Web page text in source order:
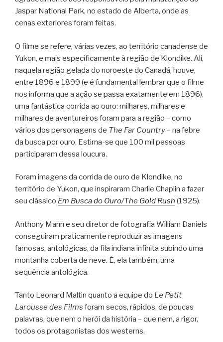
Jaspar National Park, no estado de Alberta, onde as
cenas exteriores foram feitas.
O filme se refere, várias vezes, ao território canadense de
Yukon, e mais especificamente à região de Klondike. Ali,
naquela região gelada do noroeste do Canadá, houve,
entre 1896 e 1899 (e é fundamental lembrar que o filme
nos informa que a ação se passa exatamente em 1896),
uma fantástica corrida ao ouro: milhares, milhares e
milhares de aventureiros foram para a região – como
vários dos personagens de The Far Country– na febre
da busca por ouro. Estima-se que 100 mil pessoas
participaram dessa loucura.
Foram imagens da corrida de ouro de Klondike, no
território de Yukon, que inspiraram Charlie Chaplin a fazer
seu clássico Em Busca do Ouro/The Gold Rush (1925).
Anthony Mann e seu diretor de fotografia William Daniels
conseguiram praticamente reproduzir as imagens
famosas, antológicas, da fila indiana infinita subindo uma
montanha coberta de neve. É, ela também, uma
sequência antológica.
Tanto Leonard Maltin quanto a equipe do Le Petit
Larousse des Films foram secos, rápidos, de poucas
palavras, que nem o herói da história – que nem, a rigor,
todos os protagonistas dos westerns.